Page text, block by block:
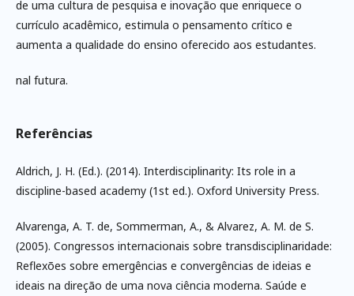
de uma cultura de pesquisa e inovação que enriquece o
currículo acadêmico, estimula o pensamento crítico e
aumenta a qualidade do ensino oferecido aos estudantes.
nal futura.
Referências
Aldrich, J. H. (Ed.). (2014). Interdisciplinarity: Its role in a
discipline-based academy (1st ed.). Oxford University Press.
Alvarenga, A. T. de, Sommerman, A., & Alvarez, A. M. de S.
(2005). Congressos internacionais sobre transdisciplinaridade:
Reflexões sobre emergências e convergências de ideias e
ideais na direção de uma nova ciência moderna. Saúde e